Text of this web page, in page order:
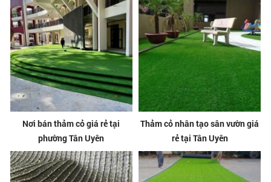
Nơi bán thảm cỏ giá rẻ tại
phường Tân Uyên
Thảm cỏ nhân tạo sân vườn giá
rẻ tại Tân Uyên